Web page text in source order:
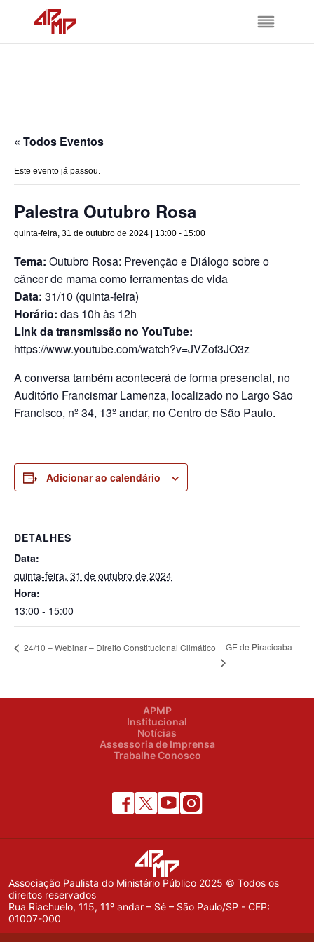
« Todos Eventos
Este evento já passou.
Palestra Outubro Rosa
quinta-feira, 31 de outubro de 2024 | 13:00 - 15:00
Tema: Outubro Rosa: Prevenção e Diálogo sobre o
câncer de mama como ferramentas de vida
Data: 31/10 (quinta-feira)
Horário: das 10h às 12h
Link da transmissão no YouTube:
https://www.youtube.com/watch?v=JVZof3JO3z
A conversa também acontecerá de forma presencial, no
Auditório Francismar Lamenza, localizado no Largo São
Francisco, nº 34, 13º andar, no Centro de São Paulo.
Adicionar ao calendário
DETALHES
Data:
quinta-feira, 31 de outubro de 2024
Hora:
13:00 - 15:00
24/10 – Webinar – Direito Constitucional Climático GE de Piracicaba
APMP
Institucional
Notícias
Assessoria de Imprensa
Trabalhe Conosco
Associação Paulista do Ministério Público 2025 © Todos os
direitos reservados
Rua Riachuelo, 115, 11º andar – Sé – São Paulo/SP - CEP:
01007-000